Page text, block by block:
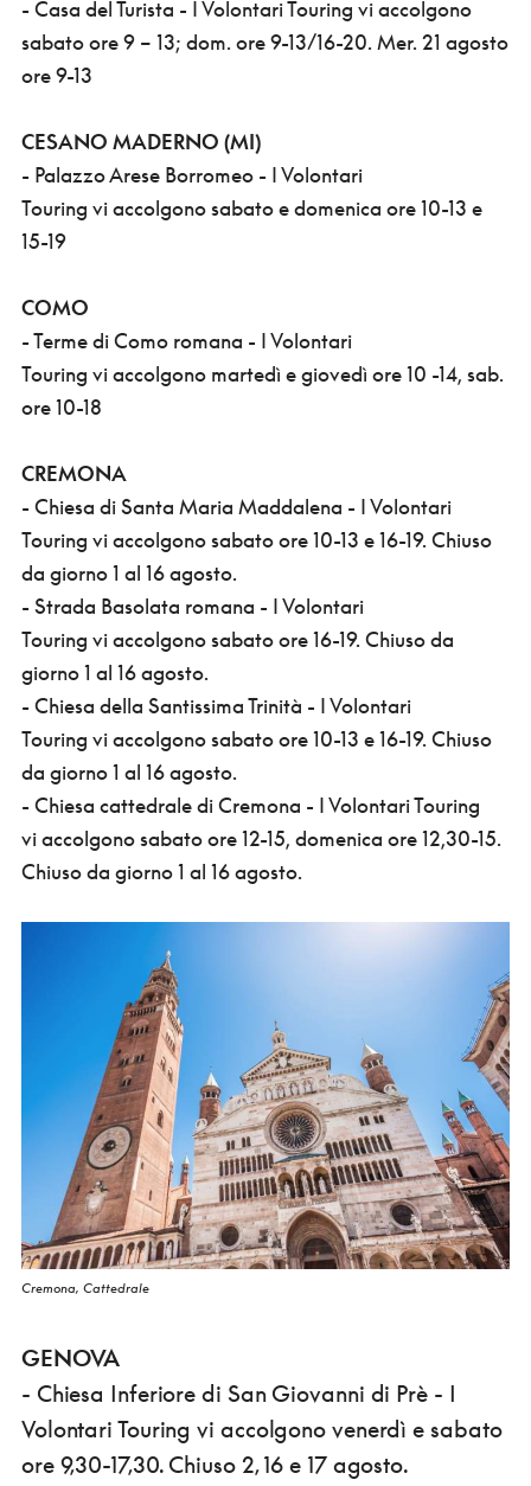
- Casa del Turista - I Volontari Touring vi accolgono
sabato ore 9 – 13; dom. ore 9-13/16-20. Mer. 21 agosto
ore 9-13
CESANO MADERNO (MI)
- Palazzo Arese Borromeo - I Volontari
Touring vi accolgono sabato e domenica ore 10-13 e
15-19
COMO
- Terme di Como romana - I Volontari
Touring vi accolgono martedì e giovedì ore 10 -14, sab.
ore 10-18
CREMONA
- Chiesa di Santa Maria Maddalena - I Volontari
Touring vi accolgono sabato ore 10-13 e 16-19. Chiuso
da giorno 1 al 16 agosto.
- Strada Basolata romana - I Volontari
Touring vi accolgono sabato ore 16-19. Chiuso da
giorno 1 al 16 agosto.
- Chiesa della Santissima Trinità - I Volontari
Touring vi accolgono sabato ore 10-13 e 16-19. Chiuso
da giorno 1 al 16 agosto.
- Chiesa cattedrale di Cremona - I Volontari Touring
vi accolgono sabato ore 12-15, domenica ore 12,30-15.
Chiuso da giorno 1 al 16 agosto.
Cremona, Cattedrale
GENOVA
- Chiesa Inferiore di San Giovanni di Prè - I
Volontari Touring vi accolgono venerdì e sabato
ore 9,30-17,30. Chiuso 2, 16 e 17 agosto.